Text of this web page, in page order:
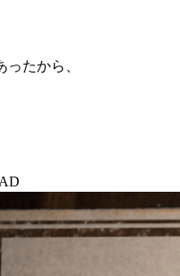
たから、
AD